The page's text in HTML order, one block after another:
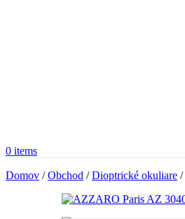
0 items
Domov /Obchod /Dioptrické okuliare /